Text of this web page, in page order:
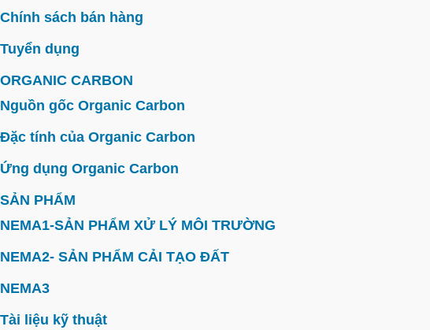
Chính sách bán hàng
Tuyển dụng
ORGANIC CARBON
Nguồn gốc Organic Carbon
Đặc tính của Organic Carbon
Ứng dụng Organic Carbon
SẢN PHẨM
NEMA1-SẢN PHẨM XỬ LÝ MÔI TRƯỜNG
NEMA2- SẢN PHẨM CẢI TẠO ĐẤT
NEMA3
Tài liệu kỹ thuật